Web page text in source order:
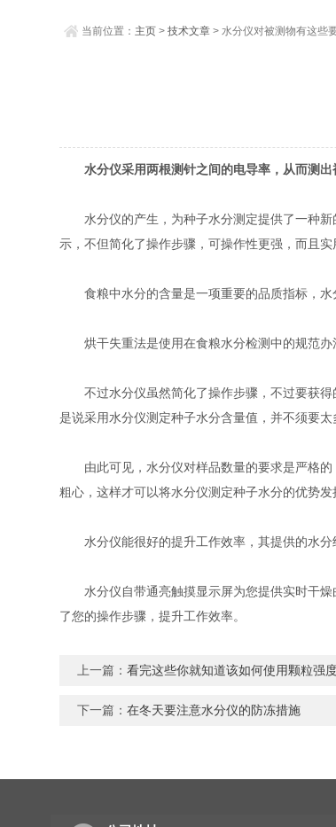
当前位置： 主页 >技术文章 > 水分仪对被测物有这些
水分仪采用两根测针之间的电导率，从而测
水分仪的产生，为种子水分测定提供了一种新
示，不但简化了操作步骤，可操作性更强，而且
食粮中水分的含量是一项重要的品质指标，水
烘干失重法是使用在食粮水分检测中的规范办
不过水分仪虽然简化了操作步骤，不过要获得
是说采用水分仪测定种子水分含量值，并不须要
由此可见，水分仪对样品数量的要求是严格的
粗心，这样才可以将水分仪测定种子水分的优势
水分仪能很好的提升工作效率，其提供的水分
水分仪自带通亮触摸显示屏为您提供实时干燥
了您的操作步骤，提升工作效率。
上一篇：看完这些你就知道该如何使用颗粒强
下一篇：在冬天要注意水分仪的防冻措施